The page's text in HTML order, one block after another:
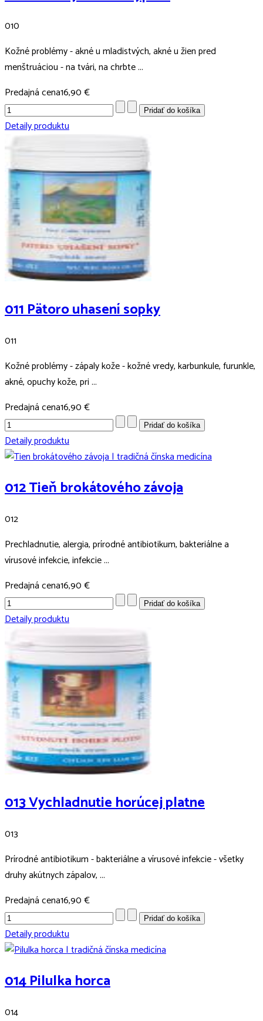
010
Kožné problémy - akné u mladistvých, akné u žien pred
menštruáciou - na tvári, na chrbte ...
Predajná cena16,90 €
Detaily produktu
011 Pätoro uhasení sopky
011
Kožné problémy - zápaly kože - kožné vredy, karbunkule, furunkle,
akné, opuchy kože, pri ...
Predajná cena16,90 €
Detaily produktu
012 Tieň brokátového závoja
012
Prechladnutie, alergia, prírodné antibiotikum, bakteriálne a
vírusové infekcie, infekcie ...
Predajná cena16,90 €
Detaily produktu
013 Vychladnutie horúcej platne
013
Prírodné antibiotikum - bakteriálne a vírusové infekcie - všetky
druhy akútnych zápalov, ...
Predajná cena16,90 €
Detaily produktu
014 Pilulka horca
014